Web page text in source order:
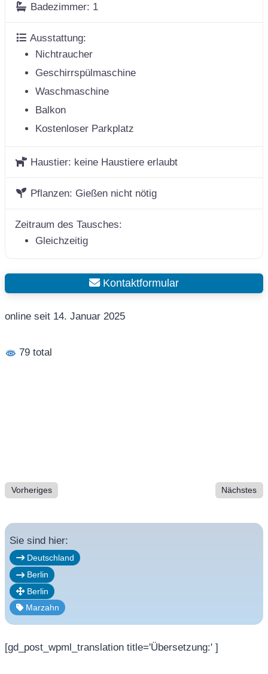
Badezimmer: 1
Ausstattung:
Nichtraucher
Geschirrspülmaschine
Waschmaschine
Balkon
Kostenloser Parkplatz
Haustier: keine Haustiere erlaubt
Pflanzen: Gießen nicht nötig
Zeitraum des Tausches:
Gleichzeitig
Kontaktformular
online seit 14. Januar 2025
79 total
Vorheriges Nächstes
Sie sind hier:
Deutschland
Berlin
Berlin
Marzahn
[gd_post_wpml_translation title='Übersetzung:' ]